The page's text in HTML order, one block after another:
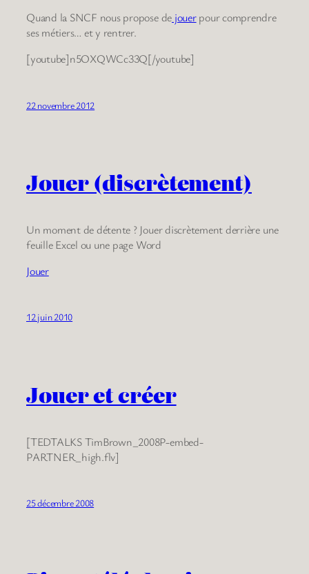
Quand la SNCF nous propose de jouerpour comprendre
ses métiers… et y rentrer.
[youtube]n5OXQWCc33Q[/youtube]
22 novembre 2012
Jouer (discrètement)
Un moment de détente ? Jouer discrètement derrière une
feuille Excel ou une page Word
Jouer
12 juin 2010
Jouer et créer
[TEDTALKS TimBrown_2008P-embed-
PARTNER_high.flv]
25 décembre 2008